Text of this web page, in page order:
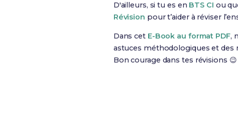
D'ailleurs, si tu es en BTS CI ou
Révision pour t’aider à réviser
Dans cet E-Book au format PDF,
astuces méthodologiques et des
Bon courage dans tes révisions 😉